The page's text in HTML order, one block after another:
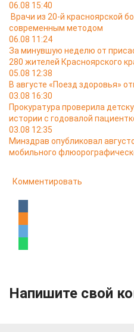
06.08 15:40
Врачи из 20-й красноярской
современным методом
06.08 11:24
За минувшую неделю от
280 жителей Красноярского
05.08 12:38
В августе «Поезд здоровья»
03.08 16:30
Прокуратура проверила
истории с годовалой
03.08 12:35
Минздрав опубликовал
мобильного
Комментировать
Напишите свой